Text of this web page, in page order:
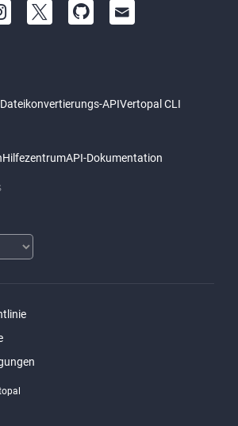
Dateikonvertierungs-APIVertopal CLI
HilfezentrumAPI-Dokumentation